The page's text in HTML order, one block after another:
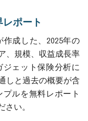
ポート
成した、2025年の
、規模、収益成長率
ェット保険分析に
しと過去の概要が含
ルを無料レポート
い。